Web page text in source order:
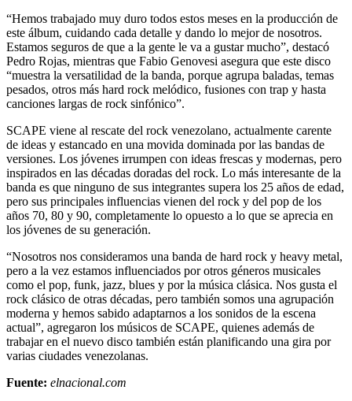
“Hemos trabajado muy duro todos estos meses en la producción de
este álbum, cuidando cada detalle y dando lo mejor de nosotros.
Estamos seguros de que a la gente le va a gustar mucho”, destacó
Pedro Rojas, mientras que Fabio Genovesi asegura que este disco
“muestra la versatilidad de la banda, porque agrupa baladas, temas
pesados, otros más hard rock melódico, fusiones con trap y hasta
canciones largas de rock sinfónico”.
SCAPE viene al rescate del rock venezolano, actualmente carente
de ideas y estancado en una movida dominada por las bandas de
versiones. Los jóvenes irrumpen con ideas frescas y modernas, pero
inspirados en las décadas doradas del rock. Lo más interesante de la
banda es que ninguno de sus integrantes supera los 25 años de edad,
pero sus principales influencias vienen del rock y del pop de los
años 70, 80 y 90, completamente lo opuesto a lo que se aprecia en
los jóvenes de su generación.
“Nosotros nos consideramos una banda de hard rock y heavy metal,
pero a la vez estamos influenciados por otros géneros musicales
como el pop, funk, jazz, blues y por la música clásica. Nos gusta el
rock clásico de otras décadas, pero también somos una agrupación
moderna y hemos sabido adaptarnos a los sonidos de la escena
actual”, agregaron los músicos de SCAPE, quienes además de
trabajar en el nuevo disco también están planificando una gira por
varias ciudades venezolanas.
Fuente: elnacional.com